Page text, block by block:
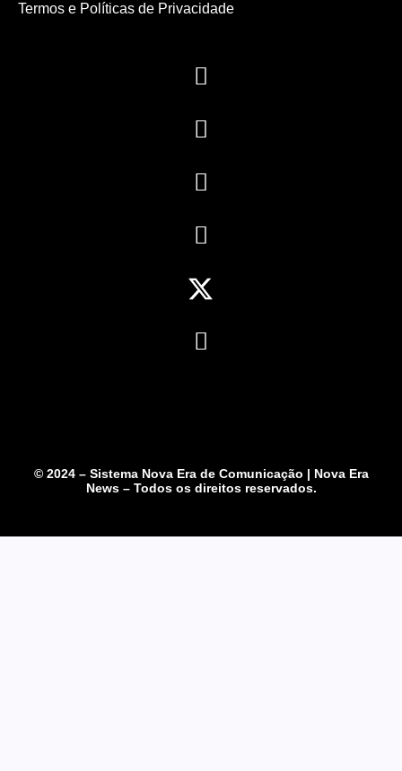
Termos e Políticas de Privacidade
© 2024 – Sistema Nova Era de Comunicação | Nova Era
News – Todos os direitos reservados.